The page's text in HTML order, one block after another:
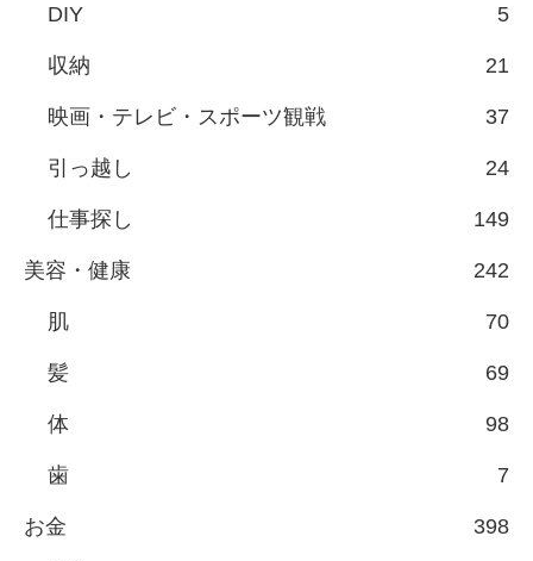
DIY 5
収納 21
映画・テレビ・スポーツ観戦 37
引っ越し 24
仕事探し 149
美容・健康 242
肌 70
髪 69
体 98
歯 7
お金 398